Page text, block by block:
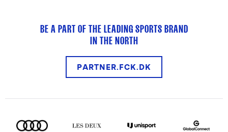
BE A PART OF THE LEADING SPORTS BRAND
IN THE NORTH
PARTNER.FCK.DK